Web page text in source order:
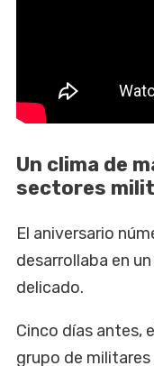
Un clima de
sectores
El aniversario
desarrollaba en
delicado.
Cinco días antes,
grupo de